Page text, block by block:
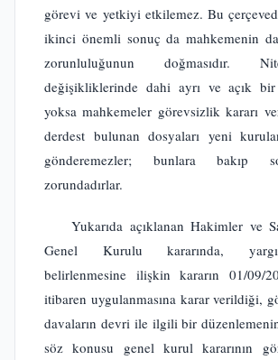
görevi ve yetkiyi etkilemez. Bu
ikinci önemli sonuç da mahkemenin
zorunluluğunun doğmasıdır.
değişikliklerinde dahi ayrı ve açık
yoksa mahkemeler görevsizlik kararı
derdest bulunan dosyaları yeni
gönderemezler; bunlara bakıp
zorundadırlar.
Yukarıda açıklanan Hakimler ve
Genel Kurulu kararında,
belirlenmesine ilişkin kararın 01/09/
itibaren uygulanmasına karar verildiği,
davaların devri ile ilgili bir
söz konusu genel kurul kararının